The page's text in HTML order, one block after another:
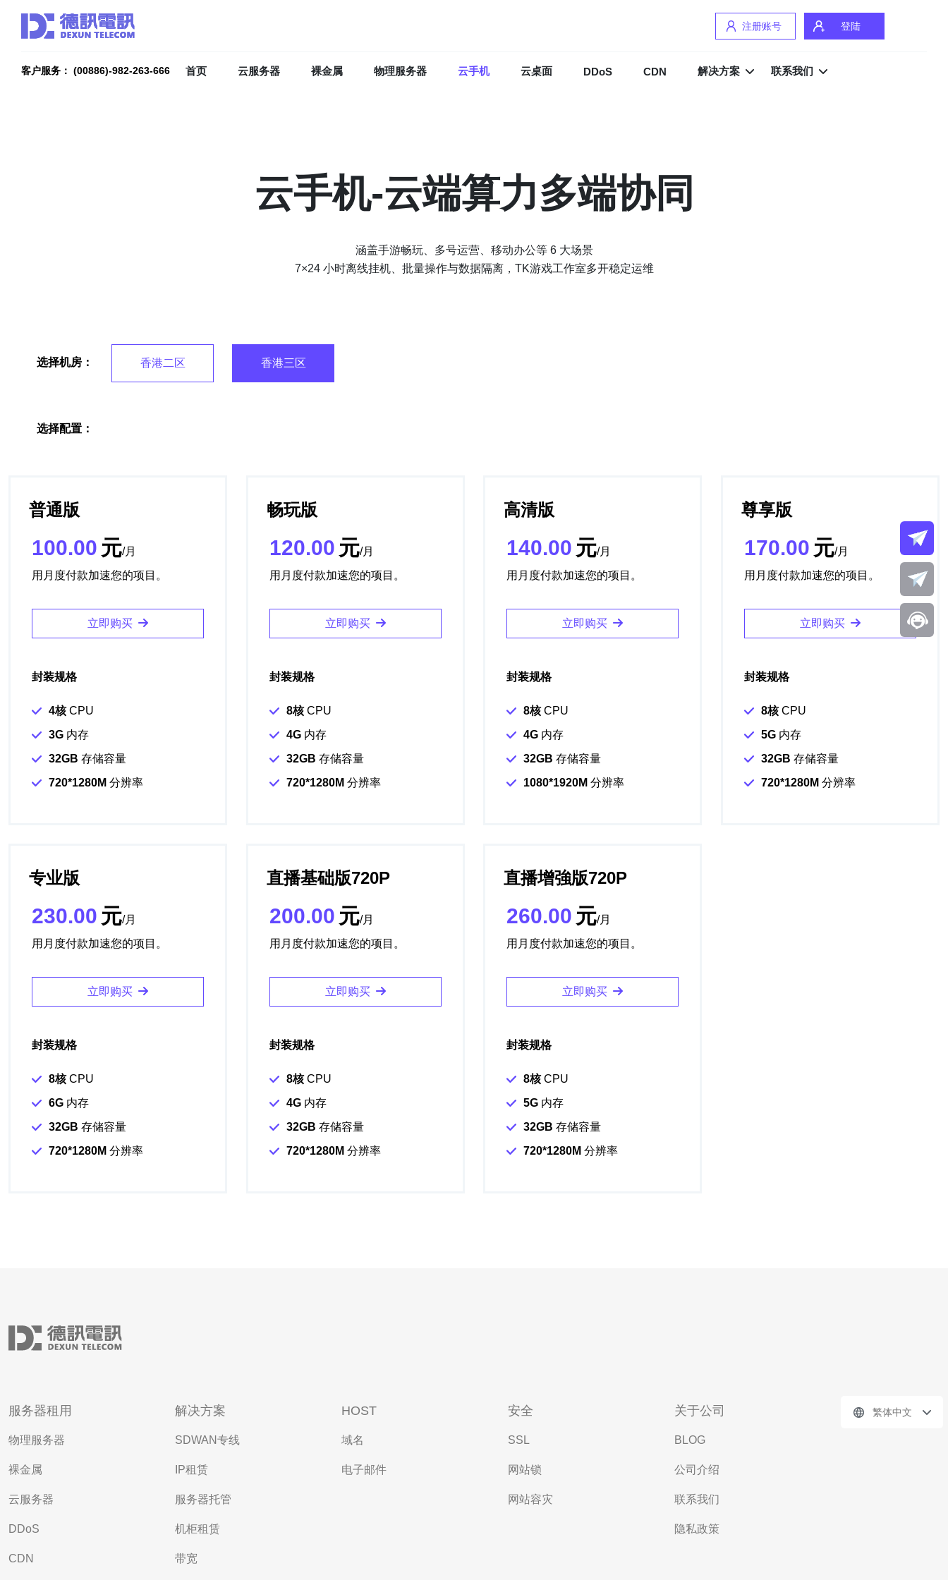
注册账号 登陆
客户服务： (00886)-982-263-666 首页 云服务器 裸金属 物理服务器 云手机 云桌面 DDoS CDN 解决方案 联系我们
云手机-云端算力多端协同
涵盖手游畅玩、多号运营、移动办公等 6 大场景
7×24 小时离线挂机、批量操作与数据隔离，TK游戏工作室多开稳定运维
选择机房： 香港二区 香港三区
选择配置：
普通版
100.00 元/月
用月度付款加速您的项目。
立即购买
封装规格
4核CPU
3G 内存
32GB 存储容量
720*1280M 分辨率
畅玩版
120.00 元/月
用月度付款加速您的项目。
立即购买
封装规格
8核CPU
4G内存
32GB 存储容量
720*1280M 分辨率
高清版
140.00 元/月
用月度付款加速您的项目。
立即购买
封装规格
8核CPU
4G 内存
32GB 存储容量
1080*1920M 分辨率
尊享版
170.00 元/月
用月度付款加速您的项目。
立即购买
封装规格
8核CPU
5G内存
32GB 存储容量
720*1280M 分辨率
专业版
230.00 元/月
用月度付款加速您的项目。
立即购买
封装规格
8核CPU
6G 内存
32GB 存储容量
720*1280M 分辨率
直播基础版720P
200.00 元/月
用月度付款加速您的项目。
立即购买
封装规格
8核CPU
4G内存
32GB 存储容量
720*1280M 分辨率
直播增強版720P
260.00 元/月
用月度付款加速您的项目。
立即购买
封装规格
8核CPU
5G 内存
32GB 存储容量
720*1280M 分辨率
服务器租用
物理服务器
裸金属
云服务器
DDoS
CDN
解决方案
SDWAN专线
IP租赁
服务器托管
机柜租赁
带宽
HOST
域名
电子邮件
安全
SSL
网站锁
网站容灾
关于公司
BLOG
公司介绍
联系我们
隐私政策
繁体中文